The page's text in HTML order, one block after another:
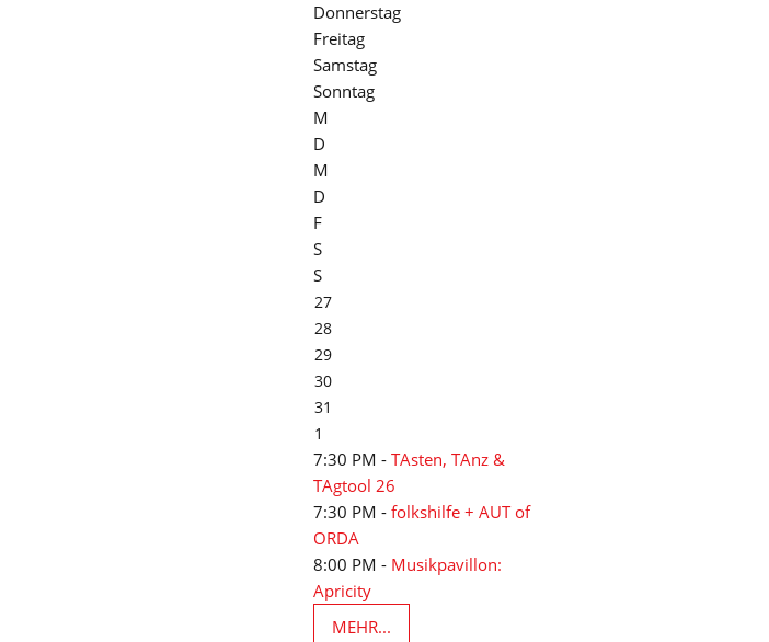
Donnerstag
Freitag
Samstag
Sonntag
M
D
M
D
F
S
S
27
28
29
30
31
1
7:30 PM - TAsten, TAnz &
TAgtool 26
7:30 PM - folkshilfe + AUT of
ORDA
8:00 PM - Musikpavillon:
Apricity
MEHR...